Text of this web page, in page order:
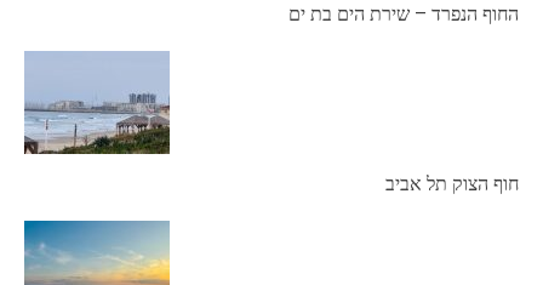
החוף הנפרד – שירת הים בת ים
חוף הצוק תל אביב